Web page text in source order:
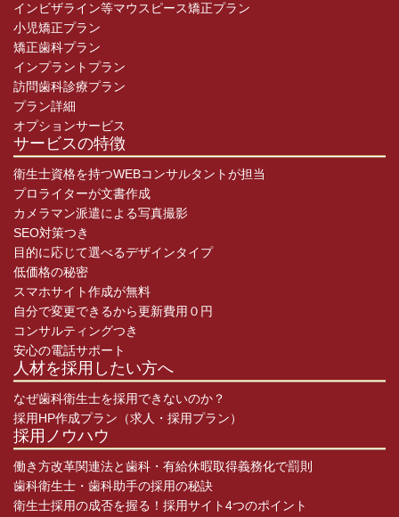
インビザライン等マウスピース矯正プラン
小児矯正プラン
矯正歯科プラン
インプラントプラン
訪問歯科診療プラン
プラン詳細
オプションサービス
サービスの特徴
衛生士資格を持つWEBコンサルタントが担当
プロライターが文書作成
カメラマン派遣による写真撮影
SEO対策つき
目的に応じて選べるデザインタイプ
低価格の秘密
スマホサイト作成が無料
自分で変更できるから更新費用０円
コンサルティングつき
安心の電話サポート
人材を採用したい方へ
なぜ歯科衛生士を採用できないのか？
採用HP作成プラン（求人・採用プラン）
採用ノウハウ
働き方改革関連法と歯科・有給休暇取得義務化で罰則
歯科衛生士・歯科助手の採用の秘訣
衛生士採用の成否を握る！採用サイト4つのポイント